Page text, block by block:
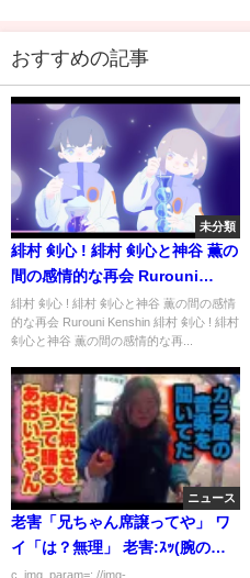
おすすめの記事
未分類
緋村 剣心 ! 緋村 剣心と神谷 薫の
間の感情的な再会 Rurouni
Kenshin
緋村 剣心 ! 緋村 剣心と神谷 薫の間の感情
的な再会 Rurouni Kenshin 緋村 剣心 ! 緋村
剣心と神谷 薫の間の感情的な再...
ニュース
老害「兄ちゃん席譲ってや」 ワ
イ「は？無理」 老害:ｽｯ(腕の入
れ墨見せる) ワイ：ｽｯ(障害手帳
c_img_param=; //img-